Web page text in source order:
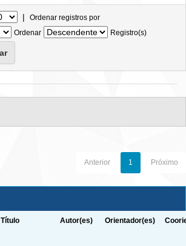
| Ordenar registros por
Ordenar
Registro(s)
Anterior 1 Próximo
Título Autor(es) Orientador(es)